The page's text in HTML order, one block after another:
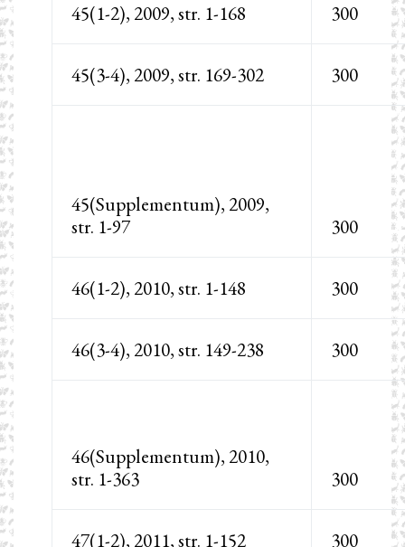
45(1-2), 2009, str. 1-168 300
45(3-4), 2009, str. 169-302 300
45(Supplementum), 2009,
str. 1-97
300
46(1-2), 2010, str. 1-148 300
46(3-4), 2010, str. 149-238 300
46(Supplementum), 2010,
str. 1-363
300
47(1-2), 2011, str. 1-152 300